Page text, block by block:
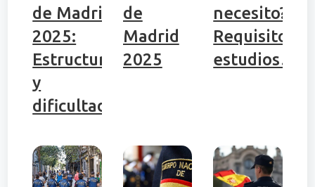
de Madrid
2025:
Estructura
y
dificultad
de
Madrid
2025
necesito?
Requisitos,
estudios…